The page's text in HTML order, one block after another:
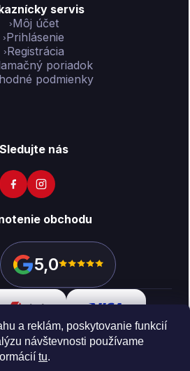
a reklám, poskytovanie funkcií
návštevnosti používame
tu.
servis
Môj účet
Prihlásenie
Registrácia
poriadok
podmienky
Sledujte nás
obchodu
5,0